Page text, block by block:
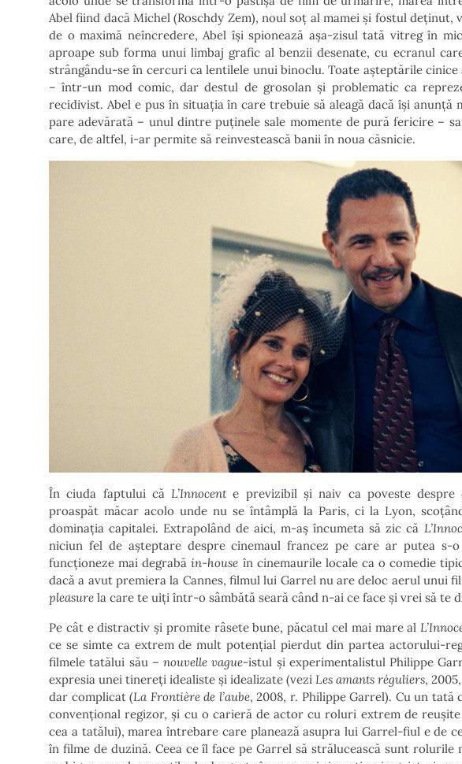
Abel fiind dacă Michel (Roschdy Zem), noul soț al mamei și fostul
de o maximă neîncredere, Abel își spionează așa-zisul tată vitreg în
aproape sub forma unui limbaj grafic al benzii desenate, cu ecranul
strângându-se în cercuri ca lentilele unui binoclu. Toate așteptările
– într-un mod comic, dar destul de grosolan și problematic ca
recidivist. Abel e pus în situația în care trebuie să aleagă dacă își anunță
pare adevărată – unul dintre puținele sale momente de pură fericire –
care, de altfel, i-ar permite să reinvestească banii în noua căsnicie.
În ciuda faptului căL’Innocente previzibil și naiv ca poveste
proaspăt măcar acolo unde nu se întâmplă la Paris, ci la Lyon,
dominația capitalei. Extrapolând de aici, m-aș încumeta să zic că
niciun fel de așteptare despre cinemaul francez pe care ar putea
funcționeze mai degrabăin-house în cinemaurile locale ca o comedie
dacă a avut premiera la Cannes, filmul lui Garrel nu are deloc aerul unui
pleasure la care te uiți într-o sâmbătă seară când n-ai ce face și vrei să te
Pe cât e distractiv și promite râsete bune, păcatul cel mai mare al
ce se simte ca extrem de mult potențial pierdut din partea actorului-
filmele tatălui său –nouvelle vague-istul și experimentalistul Philippe
expresia unei tinereți idealiste și idealizate (vezi Les amants réguliers,
dar complicat (La Frontière de l’aube, 2008, r. Philippe Garrel). Cu un tată
convențional regizor, și cu o carieră de actor cu roluri extrem de
cea a tatălui), marea întrebare care planează asupra lui Garrel-fiul e de
în filme de duzină. Ceea ce îl face pe Garrel să strălucească sunt